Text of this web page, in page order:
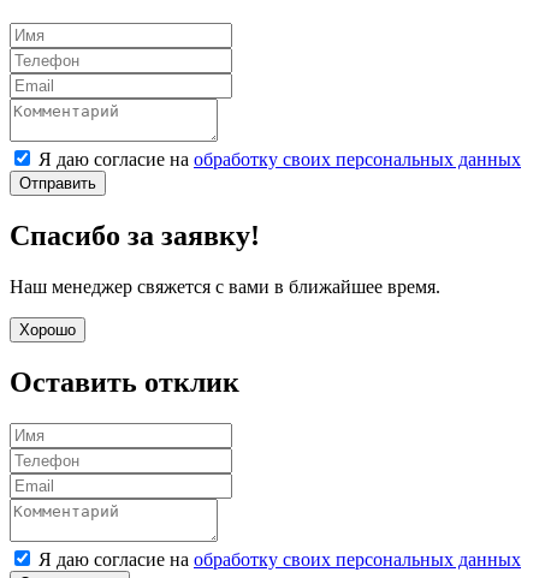
Я даю согласие на обработку своих персональных данных
Отправить
Спасибо за заявку!
Наш менеджер свяжется с вами в ближайшее время.
Хорошо
Оставить отклик
Я даю согласие на обработку своих персональных данных